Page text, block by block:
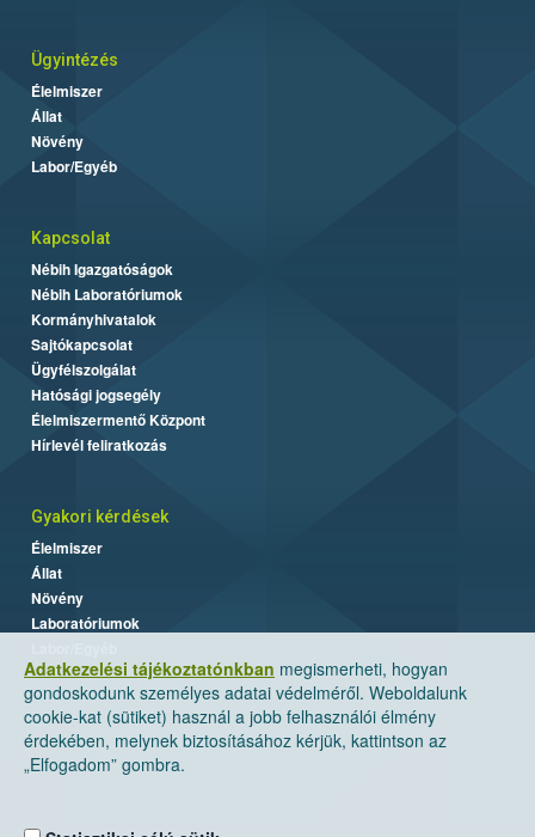
Adatkezelési tájékoztatónkban megismerheti, hogyan
gondoskodunk személyes adatai védelméről. Weboldalunk
cookie-kat (sütiket) használ a jobb felhasználói élmény
érdekében, melynek biztosításához kérjük, kattintson az
„Elfogadom” gombra.
Ügyintézés
Élelmiszer
Állat
Növény
Labor/Egyéb
Kapcsolat
Nébih Igazgatóságok
Nébih Laboratóriumok
Kormányhivatalok
Sajtókapcsolat
Ügyfélszolgálat
Hatósági jogsegély
Élelmiszermentő Központ
Hírlevél feliratkozás
Gyakori kérdések
Élelmiszer
Állat
Növény
Laboratóriumok